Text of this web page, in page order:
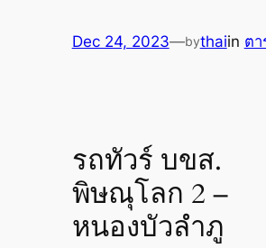
Dec 24, 2023—bythaiin ตา
รถทัวร์ บขส.
พิษณุโลก 2 –
หนองบัวลำภู